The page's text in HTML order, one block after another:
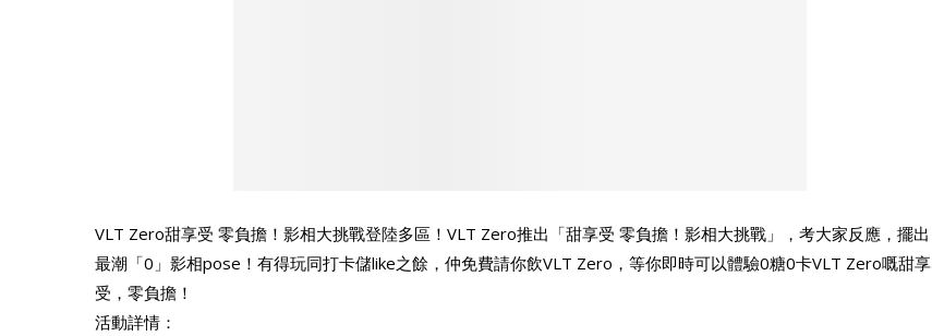
VLT Zero甜享受 零負擔！影相大挑戰登陸多區！VLT Zero推出「甜享受 零負擔！影相大挑戰」，考大家反應，擺出
最潮「0」影相pose！有得玩同打卡儲like之餘，仲免費請你飲VLT Zero，等你即時可以體驗0糖0卡VLT Zero嘅甜享
受，零負擔！
活動詳情：